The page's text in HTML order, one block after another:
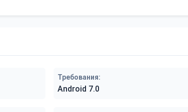
Требования:
Android 7.0